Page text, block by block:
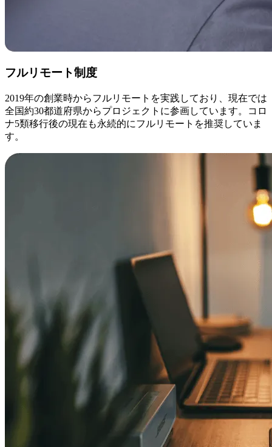
フルリモート制度
2019年の創業時からフルリモートを実践しており、現在では
全国約30都道府県からプロジェクトに参画しています。コロ
ナ5類移行後の現在も永続的にフルリモートを推奨していま
す。